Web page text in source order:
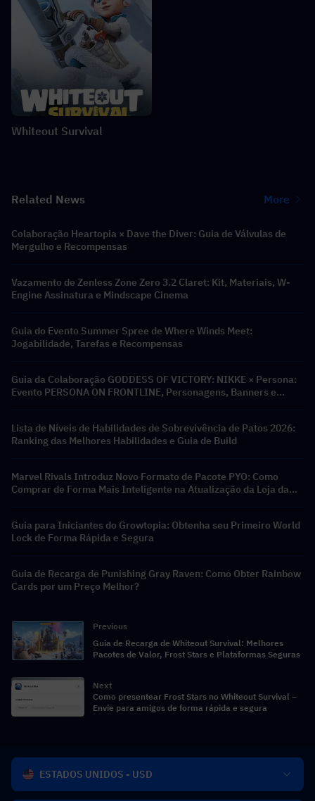
Whiteout Survival
Related News More
Colaboração Heartopia × Dave the Diver: Guia de Válvulas de
Mergulho e Recompensas
Vazamento de Zenless Zone Zero 3.2 Claret: Kit, Materiais, W-
Engine Assinatura e Mindscape Cinema
Guia do Evento Summer Spree de Where Winds Meet:
Jogabilidade, Tarefas e Recompensas
Guia da Colaboração GODDESS OF VICTORY: NIKKE × Persona:
Evento PERSONA ON FRONTLINE, Personagens, Banners e
Lista de Níveis de Habilidades de Sobrevivência de Patos 2026:
Ranking das Melhores Habilidades e Guia de Build
Marvel Rivals Introduz Novo Formato de Pacote PYO: Como
Comprar de Forma Mais Inteligente na Atualização da Loja da
Guia para Iniciantes do Growtopia: Obtenha seu Primeiro World
Lock de Forma Rápida e Segura
Guia de Recarga de Punishing Gray Raven: Como Obter Rainbow
Cards por um Preço Melhor?
Previous
Guia de Recarga de Whiteout Survival: Melhores
Pacotes de Valor, Frost Stars e Plataformas Seguras
Next
Como presentear Frost Stars no Whiteout Survival –
Envie para amigos de forma rápida e segura
ESTADOS UNIDOS - USD